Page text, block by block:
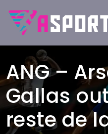
ANG –
Gallas
reste de